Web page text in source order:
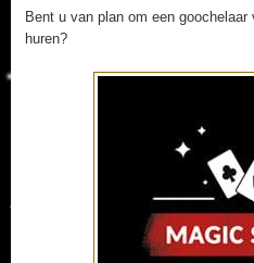
Bent u van plan om een
huren?